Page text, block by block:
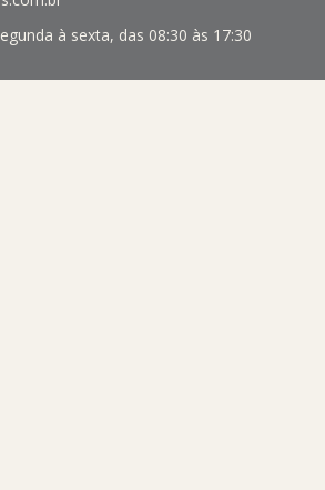
à sexta, das 08:30 às 17:30